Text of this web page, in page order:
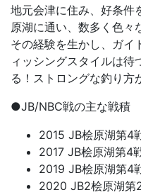
地元会津に住み、好条件
原湖に通い、数多く色々
その経験を生かし、ガイ
ィッシングスタイルは待
る！ストロングな釣り方
●JB/NBC戦の主な戦積
2015 JB桧原湖第
2017 JB桧原湖第4
2019 JB桧原湖第4
2020 JB2桧原湖